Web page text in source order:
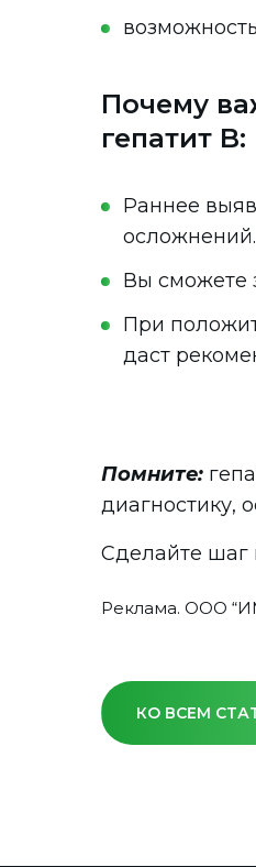
Почему
гепатит B:
Раннее
осложнений.
Вы сможете
При
даст
Помните:
диагностику,
Сделайте шаг
Реклама. ООО
КО ВСЕМ